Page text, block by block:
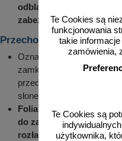
Te Cookies są
funkcjonowania
takie
zamówienia,
Te Cookies są
użytkownika,
odblaskowych tablic,
zabezpieczeń
Przechowywanie
Oznakowanie powinno
zamkniętych lub
przed deszczem lub
słonecznego.
Folia, w którą pakowany
do zabezpieczenia
rozładunku. W żadnym